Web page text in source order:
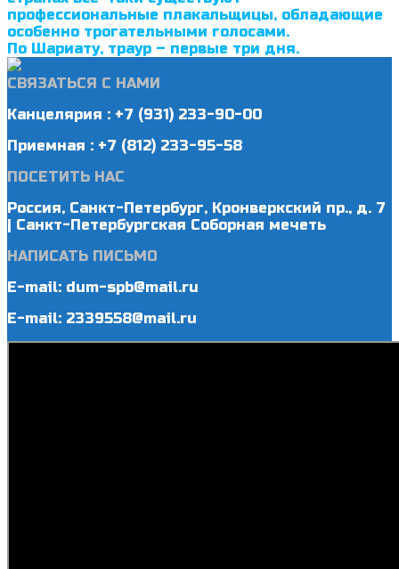
профессиональные плакальщицы, обладающие
особенно тро­гательными голосами.
По Шариату, траур – первые три дня.
СВЯЗАТЬСЯ С НАМИ
Канцелярия : +7 (931) 233-90-00
Приемная : +7 (812) 233-95-58
ПОСЕТИТЬ НАС
Россия, Санкт-Петербург, Кронверкский пр., д. 7
| Санкт-Петербургская Соборная мечеть
НАПИСАТЬ ПИСЬМО
E-mail: dum-spb@mail.ru
E-mail: 2339558@mail.ru